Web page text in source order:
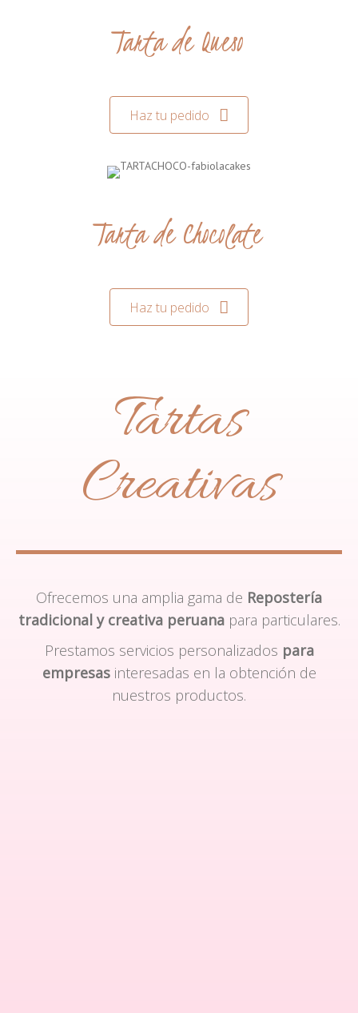
Tarta de Queso
Haz tu pedido
Tarta de Chocolate
Haz tu pedido
Tartas
Creativas
Ofrecemos una amplia gama de Repostería
tradicional y creativa peruanapara particulares.
Prestamos servicios personalizados para
empresasinteresadas en la obtención de
nuestros productos.